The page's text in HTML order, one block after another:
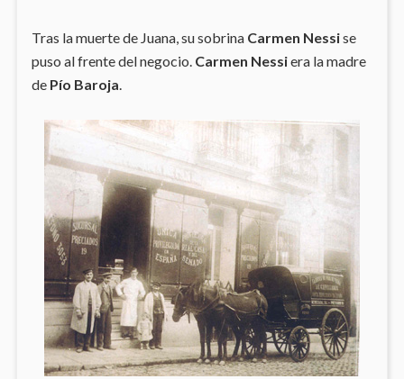
Tras la muerte de Juana, su sobrina Carmen Nessise
puso al frente del negocio. Carmen Nessiera la madre
de Pío Baroja